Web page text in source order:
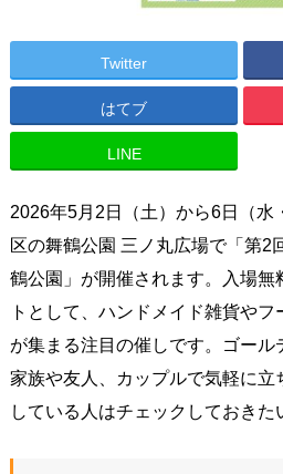
Twitter
はてブ
LINE
2026年5月2日（土）から6日（水
区の舞鶴公園 三ノ丸広場で「第2
鶴公園」が開催されます。入場無
トとして、ハンドメイド雑貨や
が集まる注目の催しです。ゴール
家族や友人、カップルで気軽に立
している人はチェックしておきた